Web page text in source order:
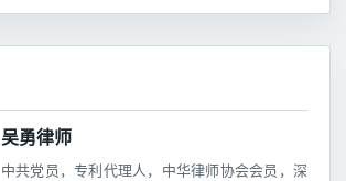
吴勇律师
中共党员，专利代理人，中华律师协会会员，深